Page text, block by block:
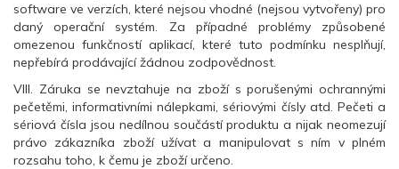
software ve verzích, které nejsou vhodné (nejsou vytvořeny) pro
daný operační systém. Za případné problémy způsobené
omezenou funkčností aplikací, které tuto podmínku nesplňují,
nepřebírá prodávající žádnou zodpovědnost.
VIII. Záruka se nevztahuje na zboží s porušenými ochrannými
pečetěmi, informativními nálepkami, sériovými čísly atd. Pečeti a
sériová čísla jsou nedílnou součástí produktu a nijak neomezují
právo zákazníka zboží užívat a manipulovat s ním v plném
rozsahu toho, k čemu je zboží určeno.